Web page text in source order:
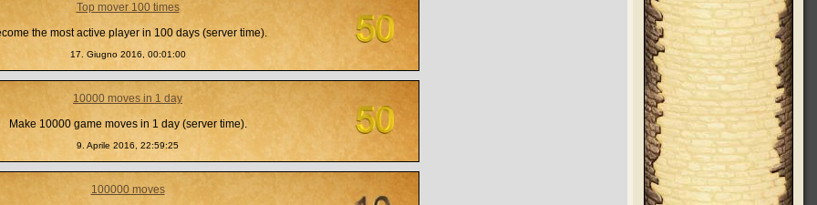
Top mover 100 times
the most active player in 100 days (server time).
17. Giugno 2016, 00:01:00
10000 moves in 1 day
Make 10000 game moves in 1 day (server time).
9. Aprile 2016, 22:59:25
100000 moves